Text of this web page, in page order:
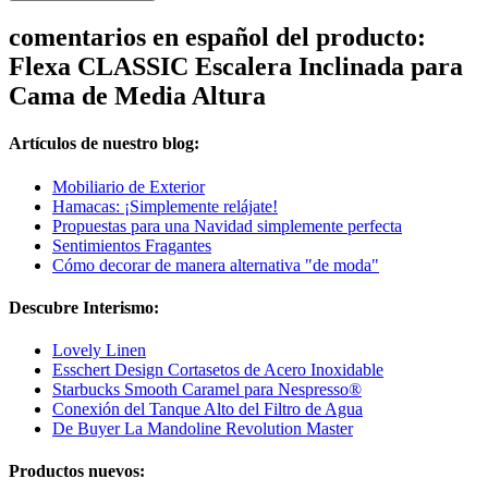
comentarios en español del producto:
Flexa CLASSIC Escalera Inclinada para
Cama de Media Altura
Artículos de nuestro blog:
Mobiliario de Exterior
Hamacas: ¡Simplemente relájate!
Propuestas para una Navidad simplemente perfecta
Sentimientos Fragantes
Cómo decorar de manera alternativa "de moda"
Descubre Interismo:
Lovely Linen
Esschert Design Cortasetos de Acero Inoxidable
Starbucks Smooth Caramel para Nespresso®
Conexión del Tanque Alto del Filtro de Agua
De Buyer La Mandoline Revolution Master
Productos nuevos: